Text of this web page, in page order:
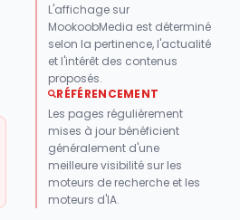
L'affichage sur
MookoobMedia est déterminé
selon la pertinence, l'actualité
et l'intérêt des contenus
proposés.
RÉFÉRENCEMENT
Les pages régulièrement
mises à jour bénéficient
généralement d'une
meilleure visibilité sur les
moteurs de recherche et les
moteurs d'IA.